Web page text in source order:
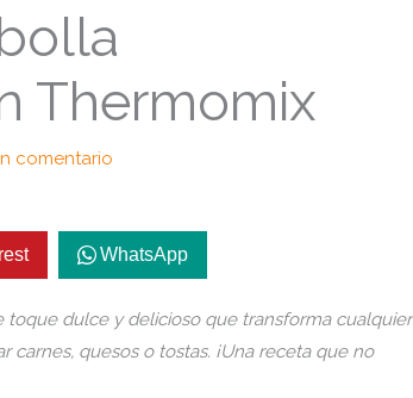
Thermomix
comentario
WhatsApp
dulce y delicioso que transforma cualquier
carnes, quesos o tostas. ¡Una receta que no